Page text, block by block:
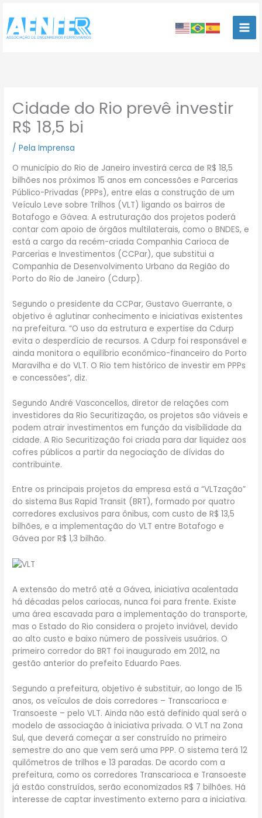
para
conteúdo
Cidade do Rio prevê investir
R$ 18,5 bi
/Pela Imprensa
O município do Rio de Janeiro investirá cerca de R$ 18,5
bilhões nos próximos 15 anos em concessões e Parcerias
Público-Privadas (PPPs), entre elas a construção de um
Veículo Leve sobre Trilhos (VLT) ligando os bairros de
Botafogo e Gávea. A estruturação dos projetos poderá
contar com apoio de órgãos multilaterais, como o BNDES, e
está a cargo da recém-criada Companhia Carioca de
Parcerias e Investimentos (CCPar), que substitui a
Companhia de Desenvolvimento Urbano da Região do
Porto do Rio de Janeiro (Cdurp).
Segundo o presidente da CCPar, Gustavo Guerrante, o
objetivo é aglutinar conhecimento e iniciativas existentes
na prefeitura. “O uso da estrutura e expertise da Cdurp
evita o desperdício de recursos. A Cdurp foi responsável e
ainda monitora o equilíbrio econômico-financeiro do Porto
Maravilha e do VLT. O Rio tem histórico de investir em PPPs
e concessões”, diz.
Segundo André Vasconcellos, diretor de relações com
investidores da Rio Securitização, os projetos são viáveis e
podem atrair investimentos em função da visibilidade da
cidade. A Rio Securitização foi criada para dar liquidez aos
cofres públicos a partir da negociação de dívidas do
contribuinte.
Entre os principais projetos da empresa está a “VLTzação”
do sistema Bus Rapid Transit (BRT), formado por quatro
corredores exclusivos para ônibus, com custo de R$ 13,5
bilhões, e a implementação do VLT entre Botafogo e
Gávea por R$ 1,3 bilhão.
A extensão do metrô até a Gávea, iniciativa acalentada
há décadas pelos cariocas, nunca foi para frente. Existe
uma área escavada para a implementação do transporte,
mas o Estado do Rio considera o projeto inviável, devido
ao alto custo e baixo número de possíveis usuários. O
primeiro corredor do BRT foi inaugurado em 2012, na
gestão anterior do prefeito Eduardo Paes.
Segundo a prefeitura, objetivo é substituir, ao longo de 15
anos, os veículos de dois corredores – Transcarioca e
Transoeste – pelo VLT. Ainda não está definido qual será o
modelo de associação à iniciativa privada. O VLT na Zona
Sul, que deverá começar a ser construído no primeiro
semestre do ano que vem será uma PPP. O sistema terá 12
quilômetros de trilhos e 13 paradas. De acordo com a
prefeitura, como os corredores Transcarioca e Transoeste
já estão construídos, serão economizados R$ 7 bilhões. Há
interesse de captar investimento externo para a iniciativa.